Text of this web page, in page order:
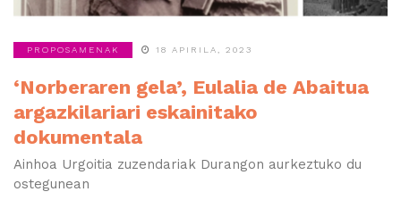
PROPOSAMENAK 18 APIRILA, 2023
‘Norberaren gela’, Eulalia de Abaitua
argazkilariari eskainitako
dokumentala
Ainhoa Urgoitia zuzendariak Durangon aurkeztuko du
ostegunean